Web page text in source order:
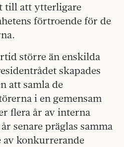
till att ytterligare
förtroende för de
större än enskilda
skapades
att samla de
i en gemensam
flera år av interna
senare präglas samma
konkurrerande